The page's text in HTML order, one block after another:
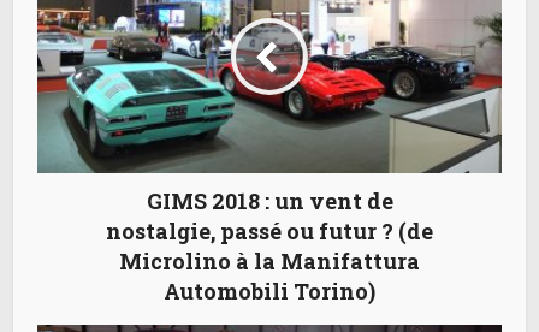
GIMS 2018 : un vent de
nostalgie, passé ou futur ? (de
Microlino à la Manifattura
Automobili Torino)